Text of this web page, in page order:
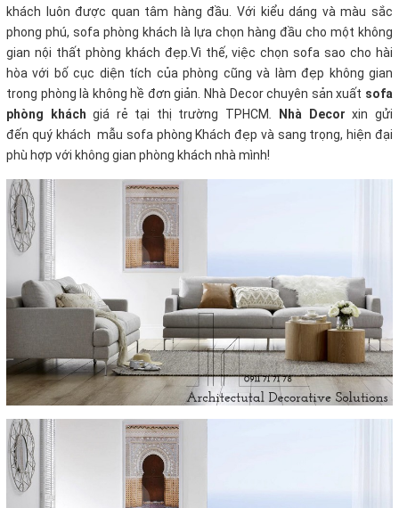
khách luôn được quan tâm hàng đầu. Với kiểu dáng và màu sắc
phong phú, sofa phòng khách là lựa chọn hàng đầu cho một không
gian nội thất phòng khách đẹp.Vì thế, việc chọn sofa sao cho hài
hòa với bố cục diện tích của phòng cũng và làm đẹp không gian
trong phòng là không hề đơn giản. Nhà Decor chuyên sản xuất sofa
phòng khách giá rẻ tại thị trường TPHCM. Nhà Decor xin gửi
đến quý khách mẫu sofa phòng Khách đẹp và sang trọng, hiện đại
phù hợp với không gian phòng khách nhà mình!